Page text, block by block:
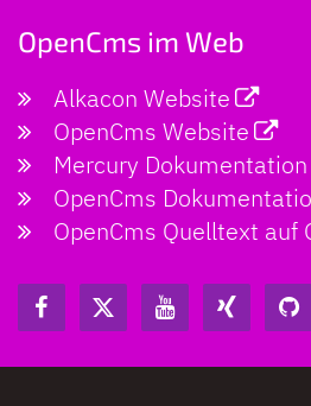
OpenCms im Web
Alkacon Website
OpenCms Website
Mercury Dokumentation
OpenCms
OpenCms Quelltext auf